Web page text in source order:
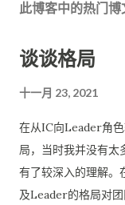
此博客中的热门博
谈谈格局
十一月 23, 2021
在从IC向Leader角
局，当时我并没有太
有了较深入的理解。
及Leader的格局对团